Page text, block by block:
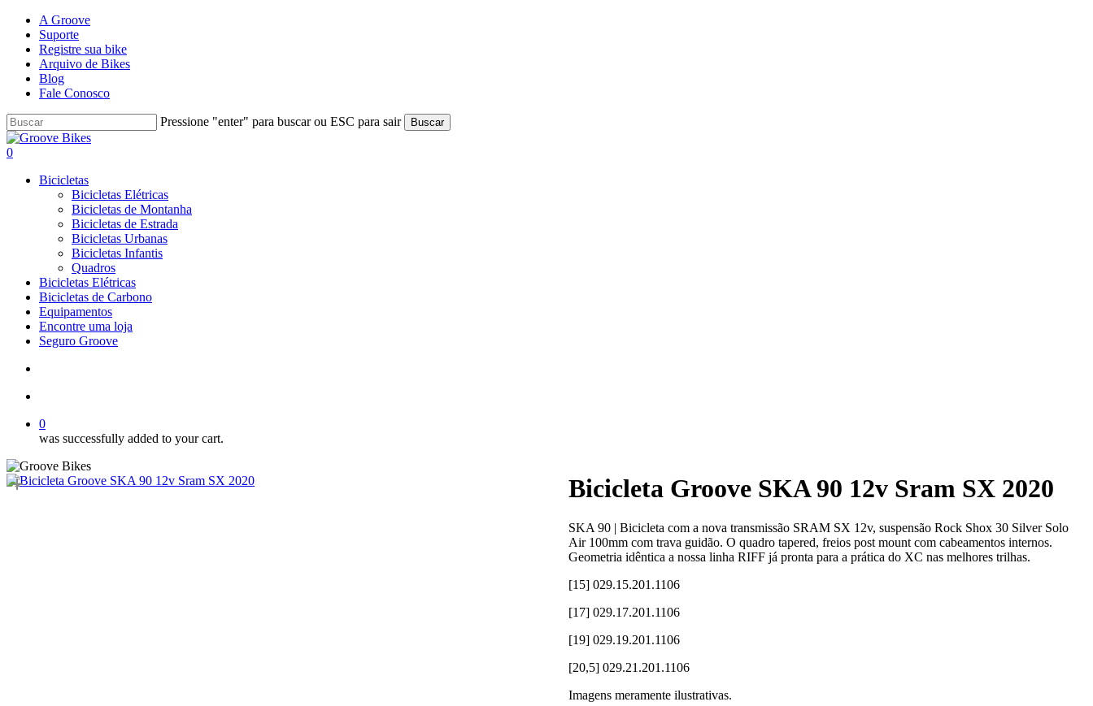
Skip
main
content
A Groove
Suporte
Registre sua bike
Arquivo de Bikes
Blog
Fale Conosco
Pressione "enter" para buscar ou ESC para sair Buscar
Close
Search
Buscar..
account
0
Bicicletas
Bicicletas Elétricas
Bicicletas de Montanha
Bicicletas de Estrada
Bicicletas Urbanas
Bicicletas Infantis
Quadros
Bicicletas Elétricas
Bicicletas de Carbono
Equipamentos
Encontre uma loja
Seguro Groove
0
was successfully added to your cart.
Bicicleta Groove SKA 90 12v Sram SX 2020
SKA 90 | Bicicleta com a nova transmissão SRAM SX 12v, suspensão Rock Shox 30 Silver Solo
Air 100mm com trava guidão. O quadro tapered, freios post mount com cabeamentos internos.
Geometria idêntica a nossa linha RIFF já pronta para a prática do XC nas melhores trilhas.
[15] 029.15.201.1106
[17] 029.17.201.1106
[19] 029.19.201.1106
[20,5] 029.21.201.1106
Imagens meramente ilustrativas.